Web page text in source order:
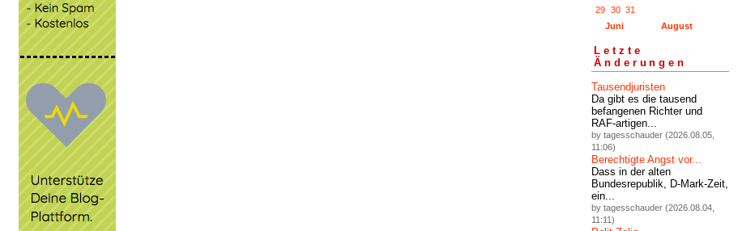
29
30 31
Juni
August
Letzte
Änderungen
Tausendjuristen
Da gibt es die tausend
befangenen Richter und
RAF-artigen...
by tagesschauder (2026.08.05,
11:06)
Berechtigte Angst vor...
Dass in der alten
Bundesrepublik, D-Mark-Zeit,
ein...
by tagesschauder (2026.08.04,
11:11)